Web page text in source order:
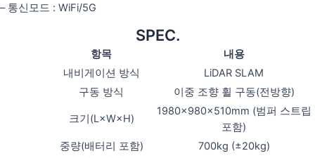
– 통신모드 : WiFi/5G
SPEC.
항목 내용
내비게이션 방식
LiDAR SLAM
구동 방식
이중 조향 휠 구동(전방향)
크기(L×W×H)
1980×980×510mm (범퍼 스트립
포함)
중량(배터리 포함)
700kg (±20kg)